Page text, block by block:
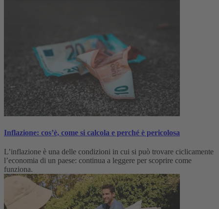
Inflazione: cos’è, come si calcola e perché è pericolosa
L’inflazione è una delle condizioni in cui si può trovare ciclicamente
l’economia di un paese: continua a leggere per scoprire come
funziona.